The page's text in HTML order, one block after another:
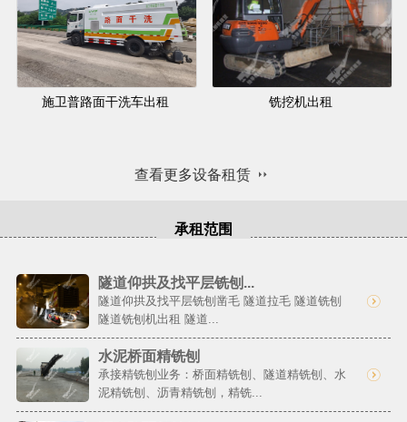
施卫普路面干洗车出租 铣挖机出租
查看更多设备租赁
承租范围
隧道仰拱及找平层铣刨...
隧道仰拱及找平层铣刨凿毛 隧道拉毛 隧道铣刨
隧道铣刨机出租 隧道...
水泥桥面精铣刨
承接精铣刨业务：桥面精铣刨、隧道精铣刨、水
泥精铣刨、沥青精铣刨，精铣...